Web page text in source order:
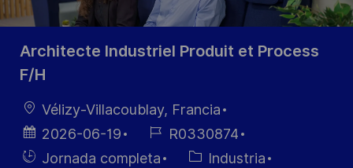
Architecte Industriel Produit et Process
F/H
Ubicación
Vélizy-Villacoublay, Francia
Fecha de
publicación
2026-06-19
ID de
empleo
R0330874
HiringJornada completa Categoría
Industria